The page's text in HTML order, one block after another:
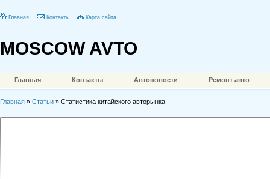
Главная Контакты Карта сайта
MOSCOW AVTO
Главная Контакты Автоновости Ремонт авто
Главная » Статьи » Статистика китайского авторынка